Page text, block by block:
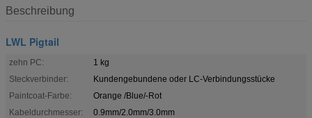
Beschreibung
LWL Pigtail
zehn PC:
1 kg
Steckverbinder:
Kundengebundene oder LC-Verbindungsstücke
Paintcoat-Farbe:
Orange /Blue/-Rot
Kabeldurchmesser:
0.9mm/2.0mm/3.0mm